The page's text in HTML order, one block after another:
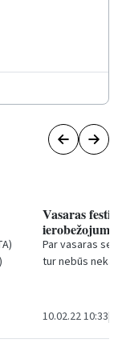
Vasaras
Par vasaras
tur nebūs
10.02.22 10:33|